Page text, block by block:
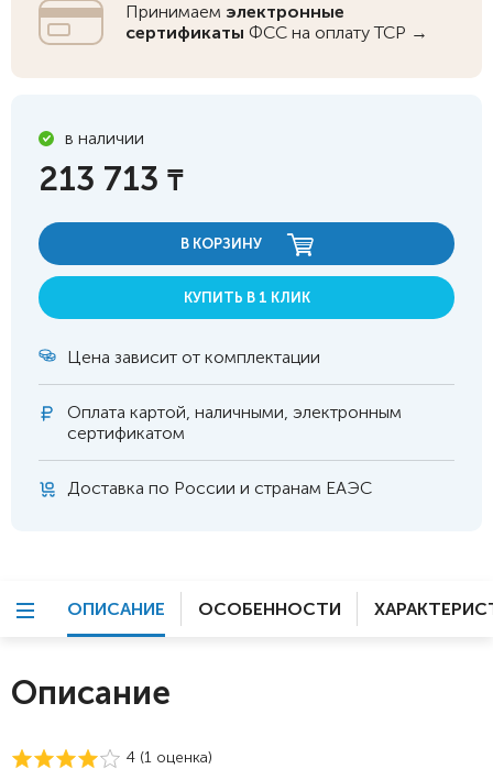
Принимаем электронные
сертификаты ФСС на оплату ТСР →
в наличии
213 713 ₸
В КОРЗИНУ
КУПИТЬ В 1 КЛИК
Цена зависит от комплектации
Оплата картой, наличными, электронным
сертификатом
Доставка по России и странам ЕАЭС
ОПИСАНИЕ ОСОБЕННОСТИ
Описание
4 (1 оценка)